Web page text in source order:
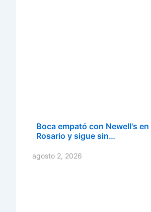
Boca empató con Newell's en
Rosario y sigue sin…
agosto 2, 2026